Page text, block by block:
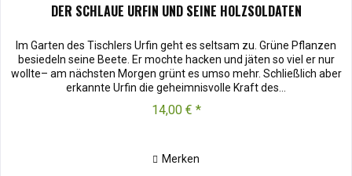
DER SCHLAUE URFIN UND SEINE HOLZSOLDATEN
Im Garten des Tischlers Urfin geht es seltsam zu. Grüne Pflanzen
besiedeln seine Beete. Er mochte hacken und jäten so viel er nur
wollte– am nächsten Morgen grünt es umso mehr. Schließlich aber
erkannte Urfin die geheimnisvolle Kraft des...
14,00 € *
Merken